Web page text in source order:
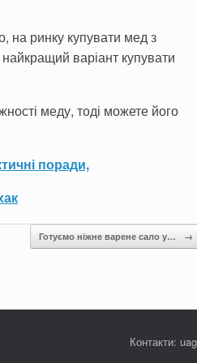
на ринку купувати мед з
варіант купувати
меду, тоді можете його
поради,
Готуємо ніжне варене сало у… →
Контакти: